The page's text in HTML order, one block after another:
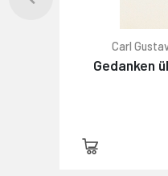
Carl
Gedanken